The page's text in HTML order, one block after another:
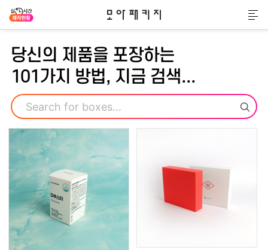
모아패키지
메
당신의 제품을 포장하는
101가지 방법, 지금 검색...
검색